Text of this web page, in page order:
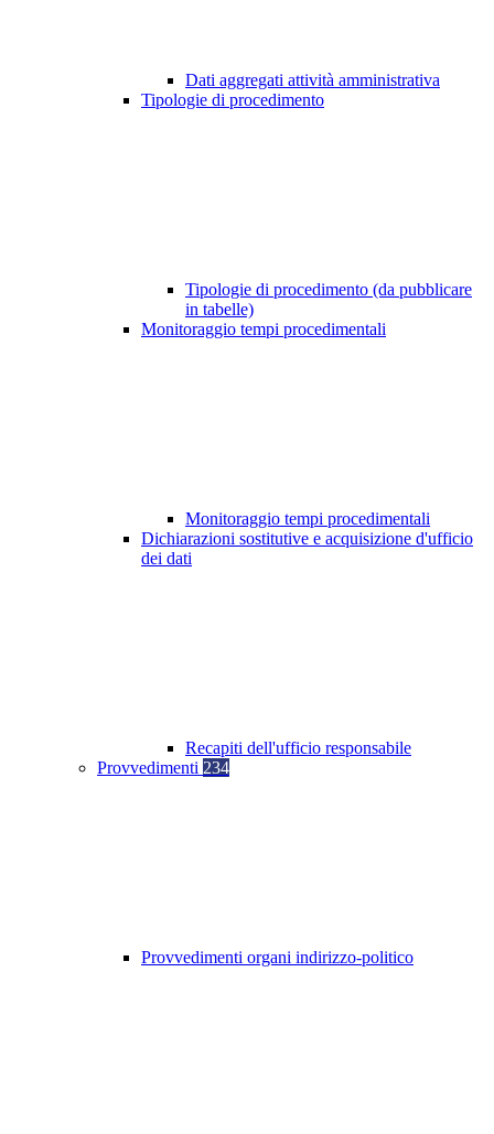
Dati aggregati attività amministrativa
Tipologie di procedimento
Tipologie di procedimento (da pubblicare
in tabelle)
Monitoraggio tempi procedimentali
Monitoraggio tempi procedimentali
Dichiarazioni sostitutive e acquisizione d'ufficio
dei dati
Recapiti dell'ufficio responsabile
Provvedimenti 234
Provvedimenti organi indirizzo-politico